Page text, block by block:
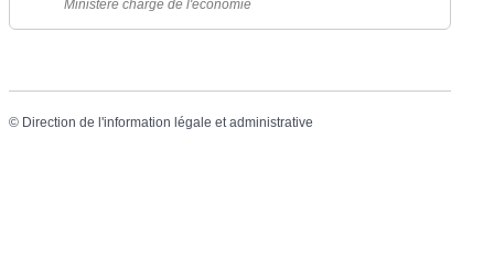
Ministère chargé de l'économie
© Direction de l'information légale et administrative